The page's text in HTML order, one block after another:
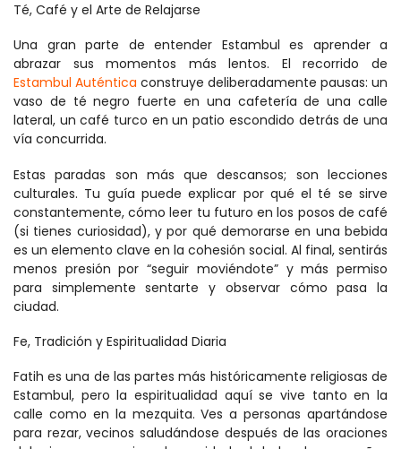
Té, Café y el Arte de Relajarse
Una gran parte de entender Estambul es aprender a
abrazar sus momentos más lentos. El recorrido de
Estambul Auténtica construye deliberadamente pausas: un
vaso de té negro fuerte en una cafetería de una calle
lateral, un café turco en un patio escondido detrás de una
vía concurrida.
Estas paradas son más que descansos; son lecciones
culturales. Tu guía puede explicar por qué el té se sirve
constantemente, cómo leer tu futuro en los posos de café
(si tienes curiosidad), y por qué demorarse en una bebida
es un elemento clave en la cohesión social. Al final, sentirás
menos presión por “seguir moviéndote” y más permiso
para simplemente sentarte y observar cómo pasa la
ciudad.
Fe, Tradición y Espiritualidad Diaria
Fatih es una de las partes más históricamente religiosas de
Estambul, pero la espiritualidad aquí se vive tanto en la
calle como en la mezquita. Ves a personas apartándose
para rezar, vecinos saludándose después de las oraciones